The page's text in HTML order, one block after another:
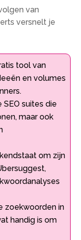
van
versnelt je
tool van
en volumes
SEO suites die
maar ook
om zijn
zoekwoorden in
handig is om